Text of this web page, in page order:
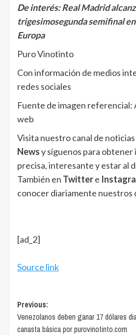
De interés:Real Madrid
trigesimosegunda semifinal en
Europa
Puro Vinotinto
Con información de medios
redes sociales
Fuente de imagen referencial:
web
Visita nuestro canal de noticias
Newsy síguenos para
precisa, interesante y estar al
También en Twittere
conocer diariamente nuestros
[ad_2]
Source link
Post
navigation
Previous:
Venezolanos deben ganar 17 dólares
canasta básica por purovinotinto.com